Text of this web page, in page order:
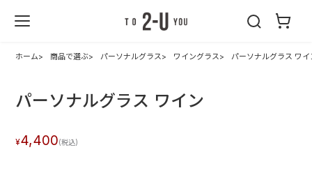
ホーム 商品で選ぶ パーソナルグラス ワイングラス パーソナルグラス ワイ
パーソナルグラス ワイン
4,400